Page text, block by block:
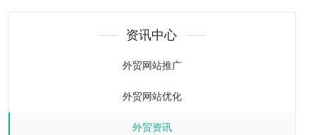
资讯中心
外贸网站推广
外贸网站优化
外贸资讯